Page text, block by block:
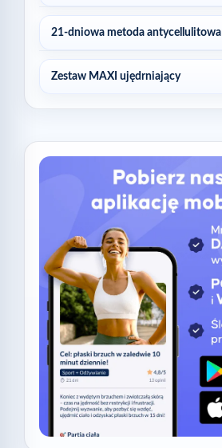
21-dniowa metoda antycellulitowa
Zestaw MAXI ujędrniający